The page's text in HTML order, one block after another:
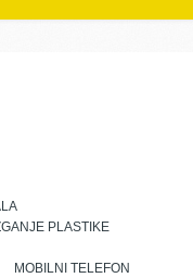
PLASTIKE
MOBILNI TELEFON